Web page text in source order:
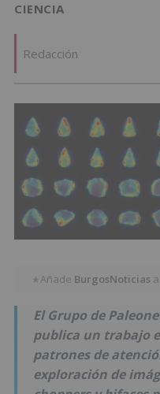
CIENCIA
Redacción
★Añade BurgosNoticias
El Grupo de
publica un trabajo
patrones de
exploración de